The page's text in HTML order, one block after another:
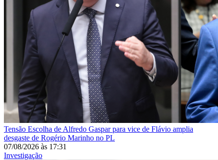
Tensão Escolha de Alfredo Gaspar para vice de Flávio amplia
desgaste de Rogério Marinho no PL
07/08/2026 às 17:31
Investigação